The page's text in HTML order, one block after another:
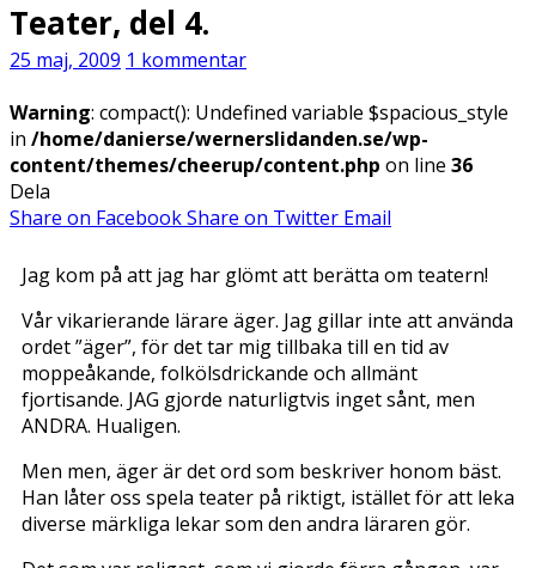
Teater, del 4.
25 maj, 2009 1 kommentar
Warning: compact(): Undefined variable $spacious_style
in /home/danierse/wernerslidanden.se/wp-
content/themes/cheerup/content.php on line 36
Dela
Share on FacebookShare on Twitter Email
Jag kom på att jag har glömt att berätta om teatern!
Vår vikarierande lärare äger. Jag gillar inte att använda
ordet ”äger”, för det tar mig tillbaka till en tid av
moppeåkande, folkölsdrickande och allmänt
fjortisande. JAG gjorde naturligtvis inget sånt, men
ANDRA. Hualigen.
Men men, äger är det ord som beskriver honom bäst.
Han låter oss spela teater på riktigt, istället för att leka
diverse märkliga lekar som den andra läraren gör.